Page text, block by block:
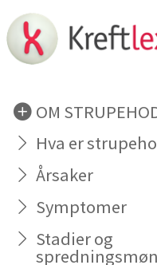
OM
Hva er
Årsaker
Symptomer
Stadier og